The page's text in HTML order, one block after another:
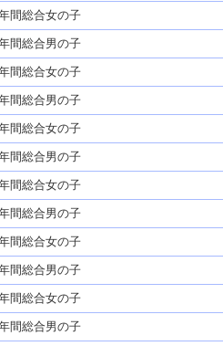
間総合女の子
間総合男の子
間総合女の子
間総合男の子
間総合女の子
間総合男の子
間総合女の子
間総合男の子
間総合女の子
間総合男の子
間総合女の子
間総合男の子